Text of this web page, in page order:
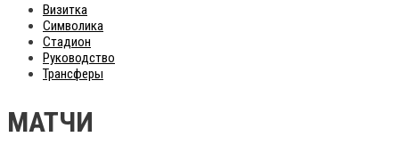
Визитка
Символика
Стадион
Руководство
Трансферы
МАТЧИ